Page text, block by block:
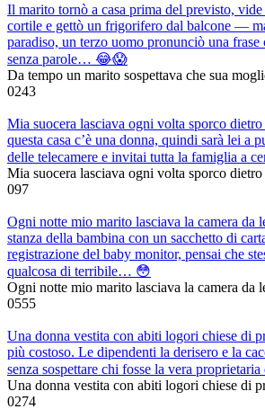
Il marito tornò a casa prima del previsto,
cortile e gettò un frigorifero dal balcone —
paradiso, un terzo uomo pronunciò una frase
senza parole… 😂😱
Da tempo un marito sospettava che sua
0243
Mia suocera lasciava ogni volta sporco
questa casa c’è una donna, quindi sarà lei a
delle telecamere e invitai tutta la famiglia a
Mia suocera lasciava ogni volta sporco dietro
097
Ogni notte mio marito lasciava la camera da
stanza della bambina con un sacchetto di
registrazione del baby monitor, pensai che
qualcosa di terribile… 😳
Ogni notte mio marito lasciava la camera da
0555
Una donna vestita con abiti logori chiese di
più costoso. Le dipendenti la derisero e la
senza sospettare chi fosse la vera
Una donna vestita con abiti logori chiese di
0274